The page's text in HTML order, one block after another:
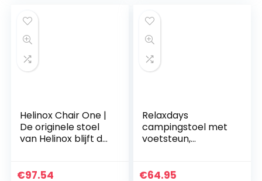
Helinox Chair One |
De originele stoel
van Helinox blijft de
lichtgewicht op te
€97.54
Relaxdays
campingstoel met
voetsteun,
bekerhouder &
€64.95